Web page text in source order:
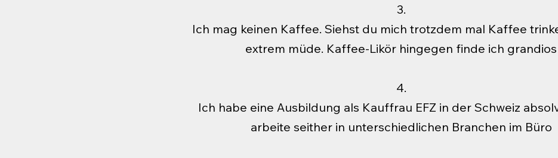
3.
Ich mag keinen Kaffee. Siehst du mich trotzdem mal Kaffee
extrem müde. Kaffee-Likör hingegen finde ich grandios
4.
Ich habe eine Ausbildung als Kauffrau EFZ in der Schweiz
arbeite seither in unterschiedlichen Branchen im Büro